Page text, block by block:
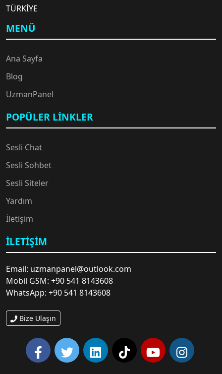
🔥
🎧
🤩
TÜRKİYE
MENÜ
Ana Sayfa
Blog
UzmanPanel
POPÜLER LINKLER
Sesli Chat
Sesli Sohbet
Sesli Siteler
Yardım
İletişim
İLETIŞIM
Email: uzmanpanel@outlook.com
Mobil GSM: +90 541 8143608
WhatsApp: +90 541 8143608
Bize Ulaşın